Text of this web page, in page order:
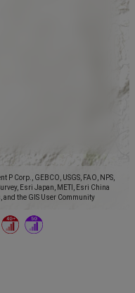
Corp., GEBCO, USGS, FAO, NPS,
Esri Japan, METI, Esri China
the GIS User Community